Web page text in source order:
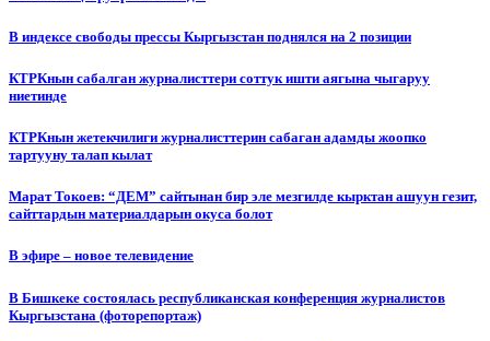
В индексе свободы прессы Кыргызстан поднялся на 2 позиции
КТРКнын сабалган журналисттери соттук ишти аягына чыгаруу
ниетинде
КТРКнын жетекчилиги журналисттерин сабаган адамды жоопко
тартууну талап кылат
Марат Токоев: “ДЕМ” сайтынан бир эле мезгилде кырктан ашуун гезит,
сайттардын материалдарын окуса болот
В эфире – новое телевидение
В Бишкеке состоялась республиканская конференция журналистов
Кыргызстана (фоторепортаж)